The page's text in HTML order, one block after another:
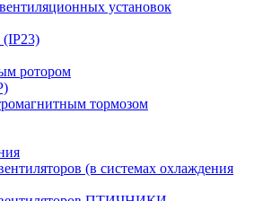
установок
ротором
тормозом
(в системах охлаждения